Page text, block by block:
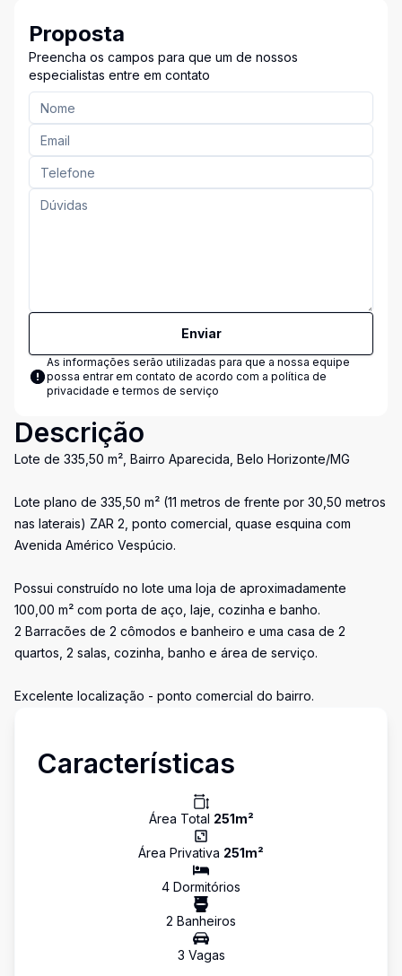
Proposta
Preencha os campos para que um de nossos
especialistas entre em contato
Enviar
As informações serão utilizadas para que a nossa equipe
possa entrar em contato de acordo com a política de
privacidade e termos de serviço
Descrição
Lote de 335,50 m², Bairro Aparecida, Belo Horizonte/MG
Lote plano de 335,50 m² (11 metros de frente por 30,50 metros
nas laterais) ZAR 2, ponto comercial, quase esquina com
Avenida Américo Vespúcio.
Possui construído no lote uma loja de aproximadamente
100,00 m² com porta de aço, laje, cozinha e banho.
2 Barracões de 2 cômodos e banheiro e uma casa de 2
quartos, 2 salas, cozinha, banho e área de serviço.
Excelente localização - ponto comercial do bairro.
Características
Área Total 251m²
Área Privativa 251m²
4 Dormitórios
2 Banheiros
3 Vagas